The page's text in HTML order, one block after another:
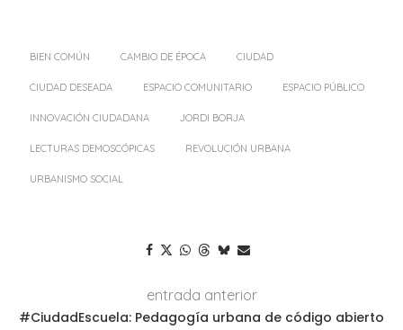
BIEN COMÚN CAMBIO DE ÉPOCA CIUDAD
CIUDAD DESEADA ESPACIO COMUNITARIO ESPACIO PÚBLICO
INNOVACIÓN CIUDADANA JORDI BORJA
LECTURAS DEMOSCÓPICAS REVOLUCIÓN URBANA
URBANISMO SOCIAL
entrada anterior
#CiudadEscuela: Pedagogía urbana de código abierto